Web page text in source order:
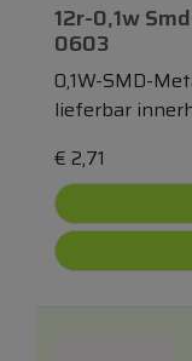
12r-0,1w
0603
0,1W-SMD-
lieferbar
€ 2,71